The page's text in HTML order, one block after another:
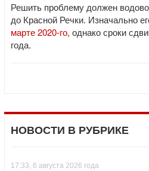
Решить проблему должен
до Красной Речки. Изначально
марте 2020-го, однако сроки
года.
НОВОСТИ В РУБРИКЕ
17:33, 6 августа 2026 года